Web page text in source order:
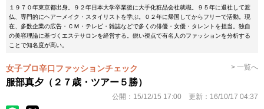
１９７０年東京都出身。９２年日本大学卒業後に大手化粧品会社就職。９５年に退社して渡
仏、専門的にヘアーメイク・スタイリストを学ぶ。０２年に帰国してからフリーで活動。現
在、多数企業の広告・ＣＭ・テレビ・雑誌などで多くの俳優・女優・タレントを担当。独自
の美容理論に基づくエステサロンを経営する。鋭い視点で有名人のファッションを分析する
ことで知名度が高い。
女子プロ辛口ファッションチェック > 一覧へ
服部真夕（２７歳・ツアー５勝）
公開： 15/12/15 17:00 更新： 16/10/17 04:37